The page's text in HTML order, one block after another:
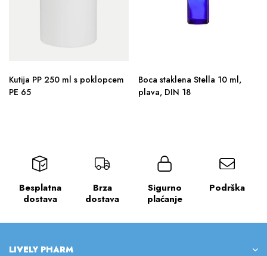
Kutija PP 250 ml s poklopcem
PE 65
Boca staklena Stella 10 ml,
plava, DIN 18
Besplatna
dostava
Brza
dostava
Sigurno
plaćanje
Podrška
LIVELY PHARM